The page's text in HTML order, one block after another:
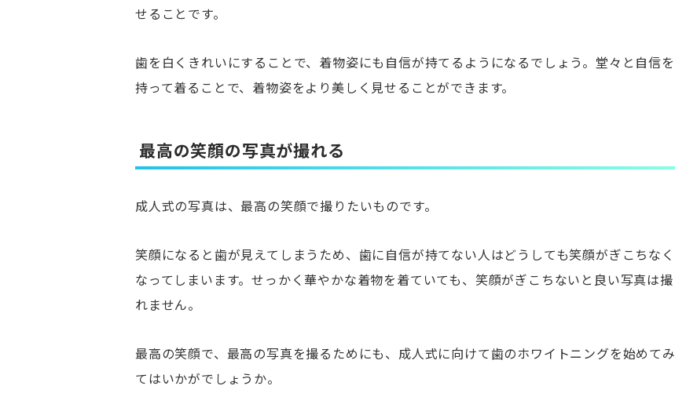
せることです。
歯を白くきれいにすることで、着物姿にも自信が持てるようになるでしょう。堂々と自信を
持って着ることで、着物姿をより美しく見せることができます。
最高の笑顔の写真が撮れる
成人式の写真は、最高の笑顔で撮りたいものです。
笑顔になると歯が見えてしまうため、歯に自信が持てない人はどうしても笑顔がぎこちなく
なってしまいます。せっかく華やかな着物を着ていても、笑顔がぎこちないと良い写真は撮
れません。
最高の笑顔で、最高の写真を撮るためにも、成人式に向けて歯のホワイトニングを始めてみ
てはいかがでしょうか。